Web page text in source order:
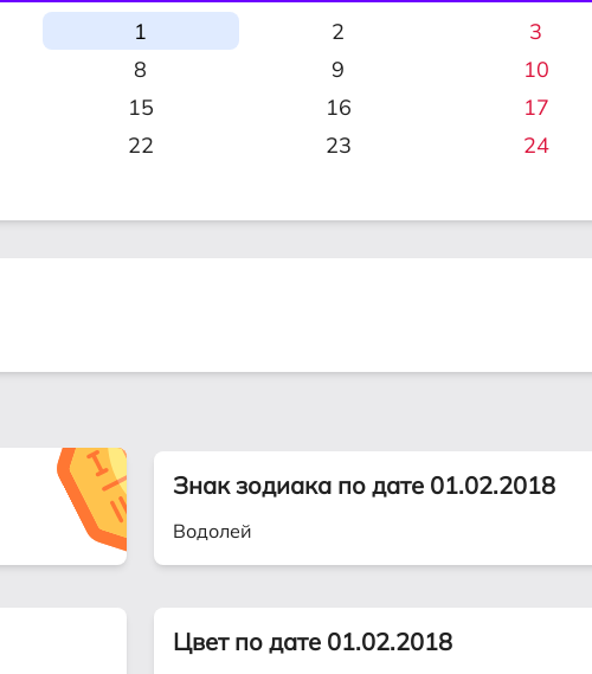
1 2 3
8 9 10
15 16 17
22 23 24
Знак зодиака по дате 01.02.2018
Водолей
Цвет по дате 01.02.2018